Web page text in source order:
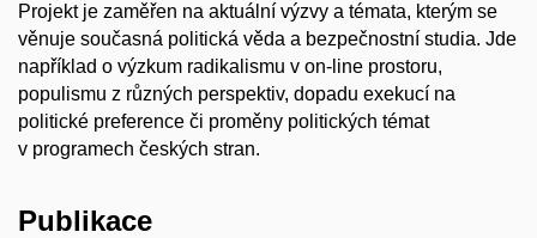
Projekt je zaměřen na aktuální výzvy a témata, kterým se
věnuje současná politická věda a bezpečnostní studia. Jde
například o výzkum radikalismu v on-line prostoru,
populismu z různých perspektiv, dopadu exekucí na
politické preference či proměny politických témat
v programech českých stran.
Publikace